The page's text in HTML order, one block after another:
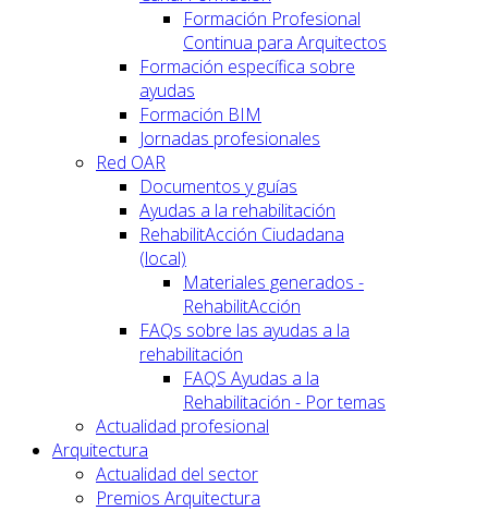
Formación Profesional
Continua para Arquitectos
Formación específica sobre
ayudas
Formación BIM
Jornadas profesionales
Red OAR
Documentos y guías
Ayudas a la rehabilitación
RehabilitAcción Ciudadana
(local)
Materiales generados -
RehabilitAcción
FAQs sobre las ayudas a la
rehabilitación
FAQS Ayudas a la
Rehabilitación - Por temas
Actualidad profesional
Arquitectura
Actualidad del sector
Premios Arquitectura